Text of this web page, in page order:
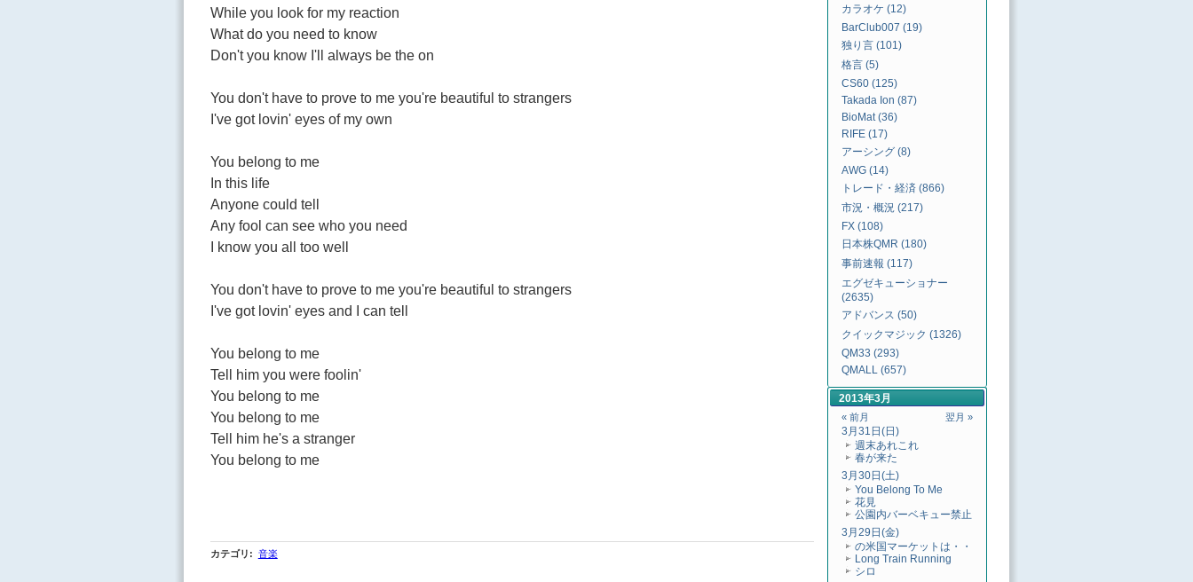
While you look for my reaction
What do you need to know
Don't you know I'll always be the on
You don't have to prove to me you're beautiful to strangers
I've got lovin' eyes of my own
You belong to me
In this life
Anyone could tell
Any fool can see who you need
I know you all too well
You don't have to prove to me you're beautiful to strangers
I've got lovin' eyes and I can tell
You belong to me
Tell him you were foolin'
You belong to me
You belong to me
Tell him he's a stranger
You belong to me
カテゴリ : 音楽
カラオケ (12)
BarClub007 (19)
独り言 (101)
格言 (5)
CS60 (125)
Takada Ion (87)
BioMat (36)
RIFE (17)
アーシング (8)
AWG (14)
トレード・経済 (866)
市況・概況 (217)
FX (108)
日本株QMR (180)
事前速報 (117)
エグゼキューショナー
(2635)
アドバンス (50)
クイックマジック (1326)
QM33 (293)
QMALL (657)
2013年3月
« 前月 翌月 »
3月31日(日)
週末あれこれ
春が来た
3月30日(土)
You Belong To Me
花見
公園内バーベキュー禁止
3月29日(金)
の米国マーケットは・・
Long Train Running
シロ